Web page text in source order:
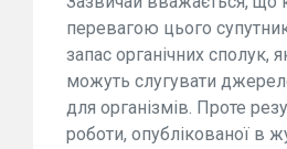
перевагою цього
запас органічних сполук,
можуть слугувати
для організмів. Проте
роботи, опублікованої в